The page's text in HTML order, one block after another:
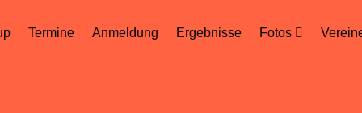
Termine Anmeldung Ergebnisse Fotos